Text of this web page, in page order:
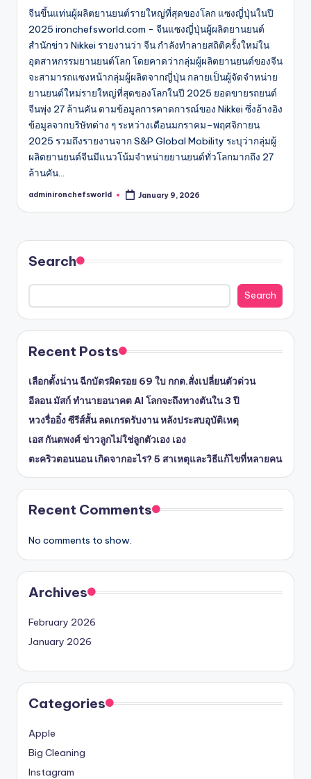
จีนขึ้นแท่นผู้ผลิตยานยนต์รายใหญ่ที่สุดของโลก แซงญี่ปุ่นในปี
2025 ironchefsworld.com - จีนแซงญี่ปุ่นผู้ผลิตยานยนต์
สำนักข่าว Nikkei รายงานว่า จีน กำลังทำลายสถิติครั้งใหม่ใน
อุตสาหกรรมยานยนต์โลก โดยคาดว่ากลุ่มผู้ผลิตยานยนต์ของจีน
จะสามารถแซงหน้ากลุ่มผู้ผลิตจากญี่ปุ่น กลายเป็นผู้จัดจำหน่าย
ยานยนต์ใหม่รายใหญ่ที่สุดของโลกในปี 2025 ยอดขายรถยนต์
จีนพุ่ง 27 ล้านคัน ตามข้อมูลการคาดการณ์ของ Nikkei ซึ่งอ้างอิง
ข้อมูลจากบริษัทต่าง ๆ ระหว่างเดือนมกราคม–พฤศจิกายน
2025 รวมถึงรายงานจาก S&P Global Mobility ระบุว่ากลุ่มผู้
ผลิตยานยนต์จีนมีแนวโน้มจำหน่ายยานยนต์ทั่วโลกมากถึง 27
ล้านคัน…
Posted
adminironchefsworld January 9, 2026
Search
Search
Recent Posts
เลือกตั้งน่าน ฉีกบัตรผิดรอย 69 ใบ กกต.สั่งเปลี่ยนตัวด่วน
อีลอน มัสก์ ทำนายอนาคต AI โลกจะถึงทางตันใน 3 ปี
หวงรื่ออิ๋ง ซีรีส์สั้น ลดเกรดรับงาน หลังประสบอุบัติเหตุ
เอส กันตพงศ์ ข่าวลูกไม่ใช่ลูกตัวเอง เอง
ตะคริวตอนนอน เกิดจากอะไร? 5 สาเหตุและวิธีแก้ไขที่หลายคน
Recent Comments
No comments to show.
Archives
February 2026
January 2026
Categories
Apple
Big Cleaning
Instagram